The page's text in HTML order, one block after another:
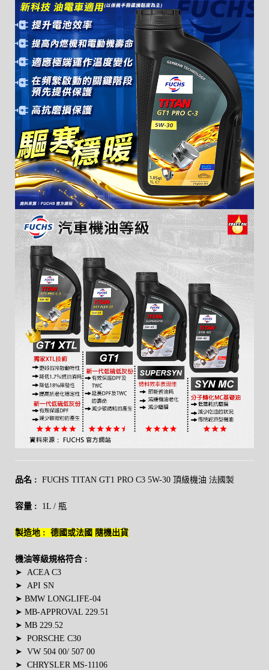
品名 : FUCHS TITAN GT1 PRO C3 5W-30 頂級機油 法國製
容量 : 1L / 瓶
製造地 : 德國或法國 隨機出貨
機油等級規格符合 :
➤ ACEA C3
➤ API SN
➤ BMW LONGLIFE-04
➤ MB-APPROVAL 229.51
➤ MB 229.52
➤ PORSCHE C30
➤ VW 504 00/ 507 00
➤ CHRYSLER MS-11106